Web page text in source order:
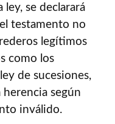
se declarará
testamento no
legítimos
como los
de sucesiones,
según
inválido.